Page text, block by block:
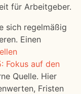
für Arbeitgeber.
sich regelmäßig
Einen
Fokus auf den
Quelle. Hier
Fristen